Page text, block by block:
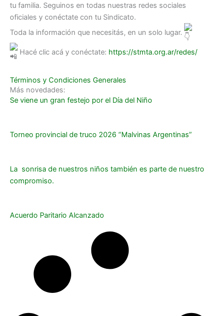
tu familia. Seguinos en todas nuestras redes sociales
oficiales y conéctate con tu Sindicato.
Toda la información que necesitás, en un solo lugar.
Hacé clic acá y conéctate: https://stmta.org.ar/redes/
Términos y Condiciones Generales
Más novedades:
Se viene un gran festejo por el Día del Niño
Torneo provincial de truco 2026 “Malvinas Argentinas”
La sonrisa de nuestros niños también es parte de nuestro
compromiso.
Acuerdo Paritario Alcanzado